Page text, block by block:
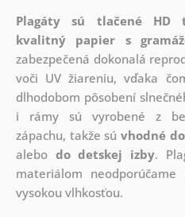
Plagáty sú tlačené HD
kvalitný papier s
zabezpečená dokonalá
voči UV žiareniu, vďaka
dlhodobom pôsobení
i rámy sú vyrobené z
zápachu, takže súvhodné
alebo do detskej izby.
materiálom
vysokou vlhkosťou.